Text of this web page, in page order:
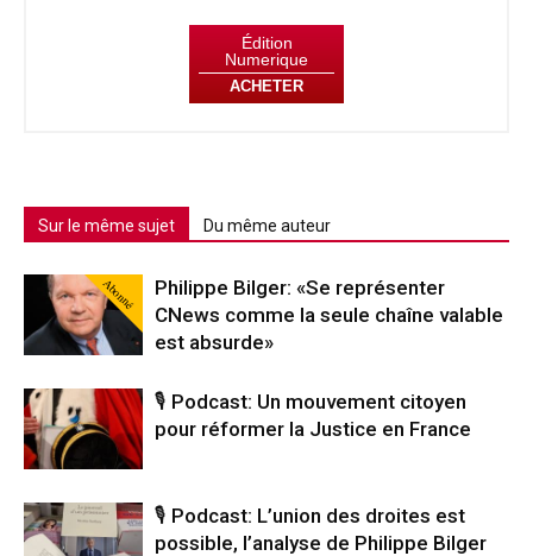
Édition
Numerique
ACHETER
Sur le même sujet Du même auteur
Abonné
Philippe Bilger: «Se représenter
CNews comme la seule chaîne valable
est absurde»
🎙️ Podcast: Un mouvement citoyen
pour réformer la Justice en France
🎙️ Podcast: L’union des droites est
possible, l’analyse de Philippe Bilger